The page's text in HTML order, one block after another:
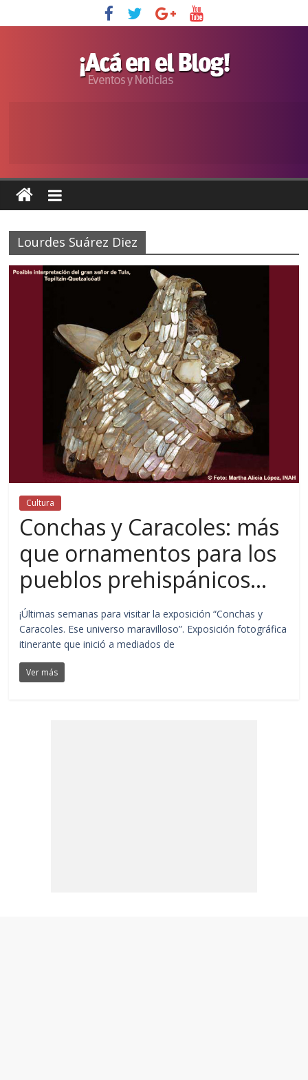
Lourdes Suárez Diez
Cultura
Conchas y Caracoles: más
que ornamentos para los
pueblos prehispánicos…
¡Últimas semanas para visitar la exposición “Conchas y
Caracoles. Ese universo maravilloso”. Exposición fotográfica
itinerante que inició a mediados de
Ver más